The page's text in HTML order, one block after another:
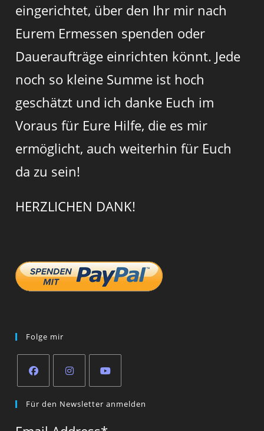
eingerichtet, über den Ihr mir nach
Eurem Ermessen spenden oder
Daueraufträge einrichten könnt. Jede
noch so kleine Summe ist hoch
geschätzt und ich danke Euch im
Voraus für Eure Hilfe, die es mir
ermöglicht, auch weiterhin für Euch
da zu sein!
HERZLICHEN DANK!
Folge mir
in
in
in
Für den Newsletter anmelden